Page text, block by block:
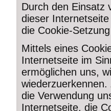
Durch den Einsatz
dieser
die Cookie-
Mittels eines
Internetseite im
ermöglichen uns,
die Verwendung
Internetseite, die